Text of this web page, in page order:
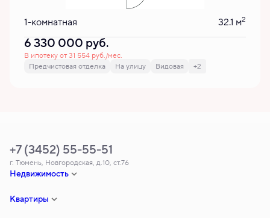
1-комнатная 32.1 м2
6 330 000 руб.
В ипотеку от 31 554 руб./мес.
Предчистовая отделка
На улицу Видовая +2
Недвижимость
Квартиры
+7 (3452) 55-55-51
г. Тюмень, Новгородская, д.10, ст.76